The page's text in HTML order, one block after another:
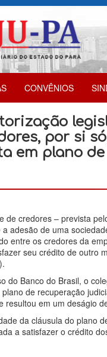
CONVÊNIOS
por si
em plano
de credores – prevista
adesão de uma
entre os credores da
seu crédito de outro
do Banco do Brasil, o
de recuperação
resultou em um deságio
da cláusula do plano
a satisfazer o crédito